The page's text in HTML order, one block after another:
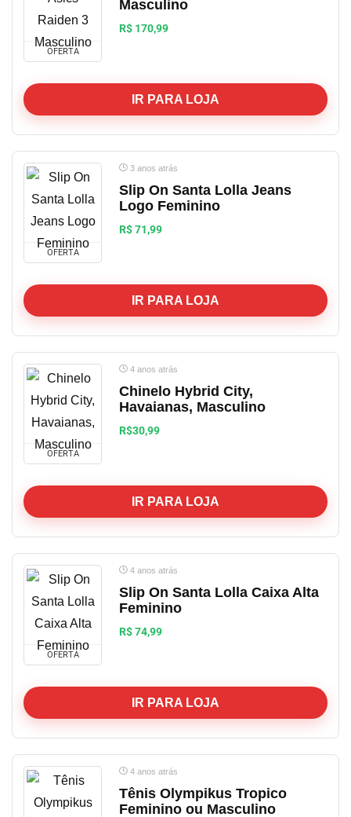
Perfumes, Beleza e Saúde
Smartphone e Tablet
Todas as categorias
OFERTA
Masculino
R$ 170,99
IR PARA LOJA
OFERTA
3 anos atrás
Slip On Santa Lolla Jeans
Logo Feminino
R$ 71,99
IR PARA LOJA
OFERTA
4 anos atrás
Chinelo Hybrid City,
Havaianas, Masculino
R$30,99
IR PARA LOJA
OFERTA
4 anos atrás
Slip On Santa Lolla Caixa Alta
Feminino
R$ 74,99
IR PARA LOJA
4 anos atrás
Tênis Olympikus Tropico
Feminino ou Masculino